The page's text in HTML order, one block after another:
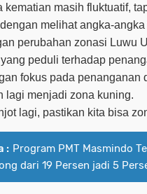
kematian masih fluktuatif,
melihat angka-
perubahan zonasi Luwu
peduli terhadap
fokus pada penanganan
lagi menjadi zona kuning.
lagi, pastikan kita bisa
: Program PMT Masmindo
dari 19 Persen jadi 5